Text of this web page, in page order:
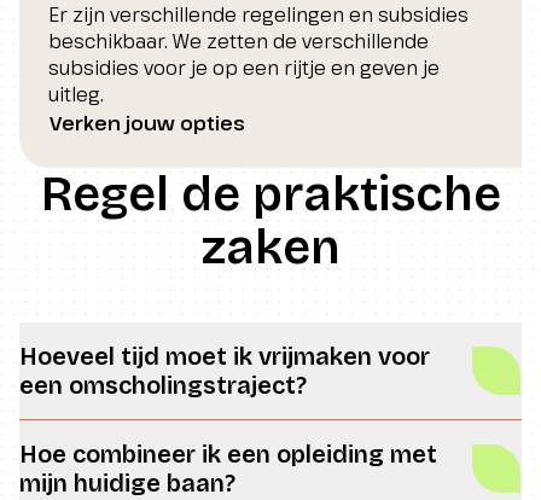
Er zijn verschillende regelingen en subsidies
beschikbaar. We zetten de verschillende
subsidies voor je op een rijtje en geven je
uitleg.
Verken jouw opties
Regel de praktische
zaken
Hoeveel tijd moet ik vrijmaken voor
een omscholingstraject?
Hoe combineer ik een opleiding met
mijn huidige baan?